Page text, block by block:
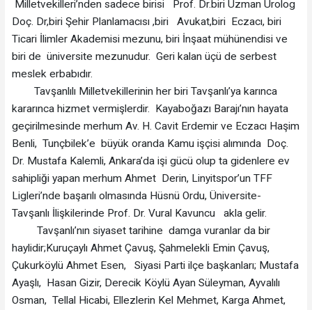
Milletvekilleri’nden sadece birisi Prof. Dr.biri Uzman Ürolog
Doç. Dr,biri Şehir Planlamacısı ,biri Avukat,biri Eczacı, biri
Ticari İlimler Akademisi mezunu, biri İnşaat mühünendisi ve
biri de üniversite mezunudur. Geri kalan üçü de serbest
meslek erbabıdır.
Tavşanlılı Milletvekillerinin her biri Tavşanlı’ya karınca
kararınca hizmet vermişlerdir. Kayaboğazı Barajı’nın hayata
geçirilmesinde merhum Av. H. Cavit Erdemir ve Eczacı Haşim
Benli, Tunçbilek’e büyük oranda Kamu işçisi alımında Doç.
Dr. Mustafa Kalemli, Ankara’da işi gücü olup ta gidenlere ev
sahipliği yapan merhum Ahmet Derin, Linyitspor’un TFF
Ligleri’nde başarılı olmasında Hüsnü Ordu, Üniversite-
Tavşanlı İlişkilerinde Prof. Dr. Vural Kavuncu akla gelir.
Tavşanlı’nın siyaset tarihine damga vuranlar da bir
haylidir;Kuruçaylı Ahmet Çavuş, Şahmelekli Emin Çavuş,
Çukurköylü Ahmet Esen, Siyasi Parti ilçe başkanları; Mustafa
Ayaşlı, Hasan Gizir, Derecik Köylü Ayan Süleyman, Ayvalılı
Osman, Tellal Hicabi, Ellezlerin Kel Mehmet, Karga Ahmet,